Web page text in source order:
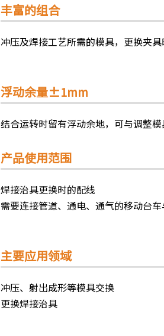
丰富的组合
冲压及焊接工艺所需的模具，更换夹
浮动余量±1mm
结合运转时留有浮动余地，可与调整
产品使用范围
焊接治具更换时的配线
需要连接管道、通电、通气的移动台
主要应用领域
冲压、射出成形等模具交换
更换焊接治具